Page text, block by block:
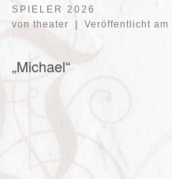
SPIELER 2026
von theater | Veröffentlicht am
„Michael“